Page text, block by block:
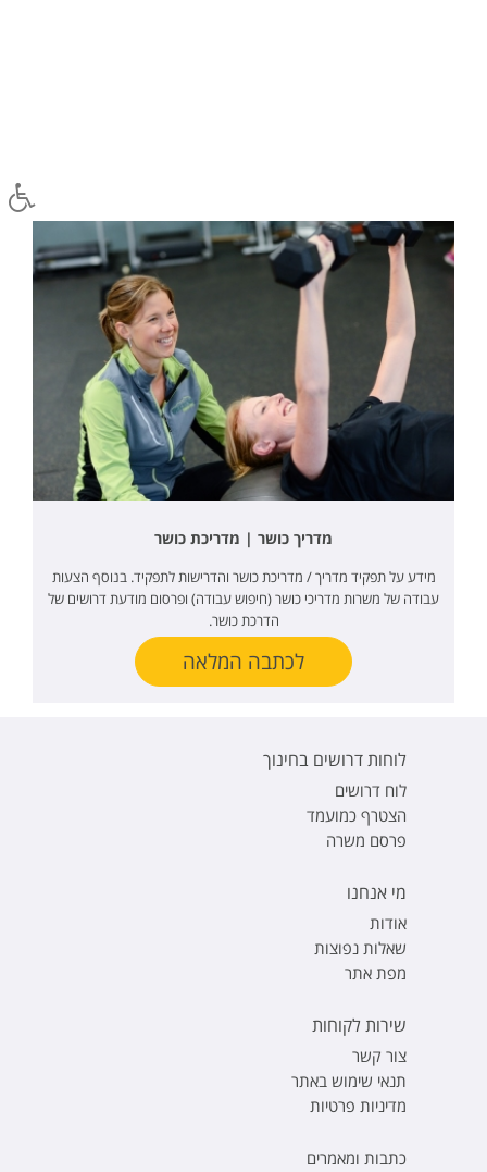
מדריך כושר | מדריכת כושר
מידע על תפקיד מדריך / מדריכת כושר והדרישות לתפקיד. בנוסף הצעות
עבודה של משרות מדריכי כושר (חיפוש עבודה) ופרסום מודעת דרושים של
הדרכת כושר.
לכתבה המלאה
לוחות דרושים בחינוך
לוח דרושים
הצטרף כמועמד
פרסם משרה
מי אנחנו
אודות
שאלות נפוצות
מפת אתר
שירות לקוחות
צור קשר
תנאי שימוש באתר
מדיניות פרטיות
כתבות ומאמרים